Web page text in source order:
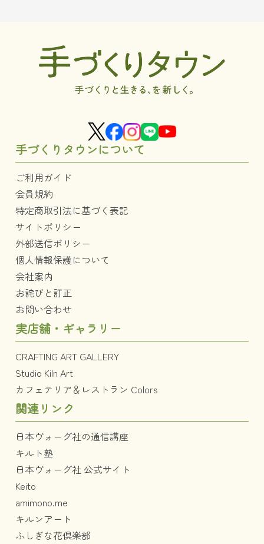
手づくりタウンについて
ご利用ガイド
会員規約
特定商取引法に基づく表記
サイトポリシー
外部送信ポリシー
個人情報保護について
会社案内
お詫びと訂正
お問い合わせ
実店舗・ギャラリー
CRAFTING ART GALLERY
Studio Kiln Art
カフェテリア＆レストラン Colors
関連リンク
日本ヴォーグ社の通信講座
キルト塾
日本ヴォーグ社 公式サイト
Keito
amimono.me
キルンアート
ふしぎな花倶楽部